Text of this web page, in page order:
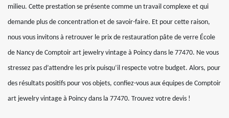
milieu. Cette prestation se présente comme un travail complexe et qui
demande plus de concentration et de savoir-faire. Et pour cette raison,
nous vous invitons à retrouver le prix de restauration pâte de verre École
de Nancy de Comptoir art jewelry vintage à Poincy dans le 77470. Ne vous
stressez pas d’attendre les prix puisqu’il respecte votre budget. Alors, pour
des résultats positifs pour vos objets, confiez-vous aux équipes de Comptoir
art jewelry vintage à Poincy dans la 77470. Trouvez votre devis !